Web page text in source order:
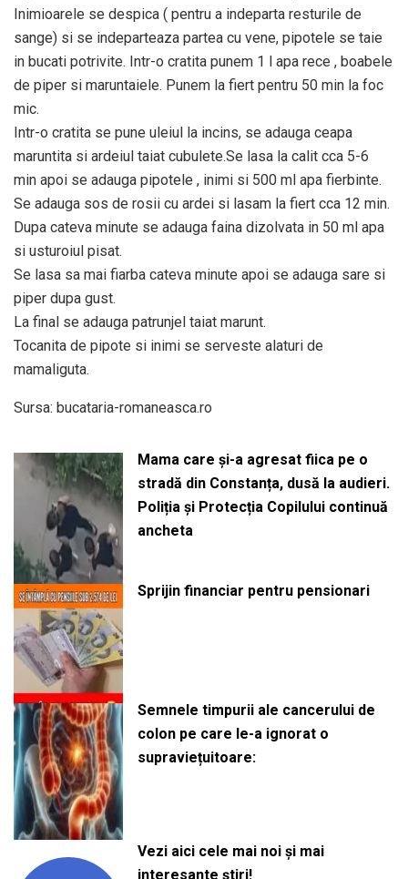
Inimioarele se despica ( pentru a indeparta resturile de
sange) si se indeparteaza partea cu vene, pipotele se taie
in bucati potrivite. Intr-o cratita punem 1 l apa rece , boabele
de piper si maruntaiele. Punem la fiert pentru 50 min la foc
mic.
Intr-o cratita se pune uleiul la incins, se adauga ceapa
maruntita si ardeiul taiat cubulete.Se lasa la calit cca 5-6
min apoi se adauga pipotele , inimi si 500 ml apa fierbinte.
Se adauga sos de rosii cu ardei si lasam la fiert cca 12 min.
Dupa cateva minute se adauga faina dizolvata in 50 ml apa
si usturoiul pisat.
Se lasa sa mai fiarba cateva minute apoi se adauga sare si
piper dupa gust.
La final se adauga patrunjel taiat marunt.
Tocanita de pipote si inimi se serveste alaturi de
mamaliguta.
Sursa: bucataria-romaneasca.ro
Mama care și-a agresat fiica pe o
stradă din Constanța, dusă la audieri.
Poliția și Protecția Copilului continuă
ancheta
Sprijin financiar pentru pensionari
Semnele timpurii ale cancerului de
colon pe care le-a ignorat o
supraviețuitoare:
Vezi aici cele mai noi și mai
interesante știri!